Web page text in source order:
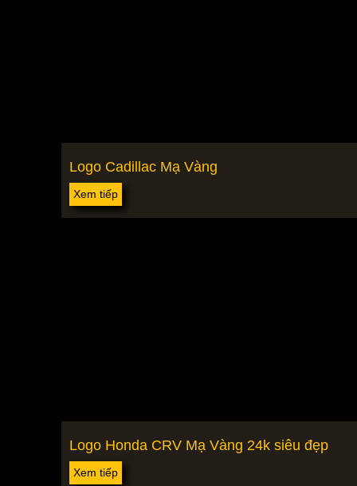
Logo Cadillac Mạ Vàng
Xem tiếp
Logo Honda CRV Mạ Vàng 24k siêu đẹp
Xem tiếp